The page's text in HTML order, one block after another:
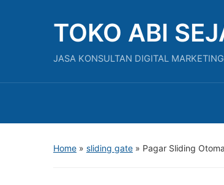
TOKO ABI
JASA KONSULTAN DIGITAL MARKETING
Home » sliding gate » Pagar Sliding